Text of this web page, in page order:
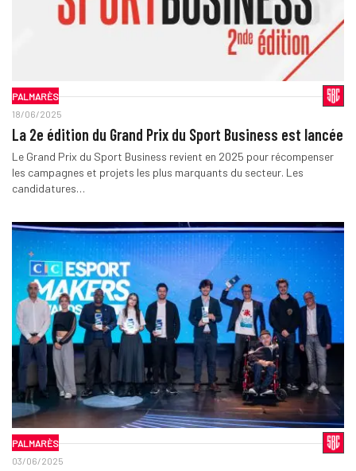
PALMARÈS
18/06/2025
La 2e édition du Grand Prix du Sport Business est lancée
Le Grand Prix du Sport Business revient en 2025 pour récompenser
les campagnes et projets les plus marquants du secteur. Les
candidatures…
PALMARÈS
03/06/2025